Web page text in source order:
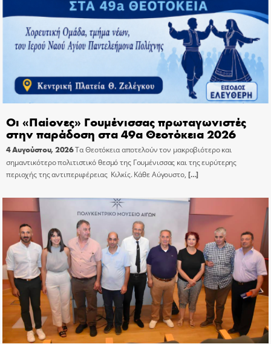
Οι «Παίονες» Γουμένισσας πρωταγωνιστές
στην παράδοση στα 49α Θεοτόκεια 2026
4 Αυγούστου, 2026Τα Θεοτόκεια αποτελούν τον μακροβιότερο και
σημαντικότερο πολιτιστικό θεσμό της Γουμένισσας και της ευρύτερης
περιοχής της αντιπεριφέρειας Κιλκίς. Κάθε Αύγουστο, […]